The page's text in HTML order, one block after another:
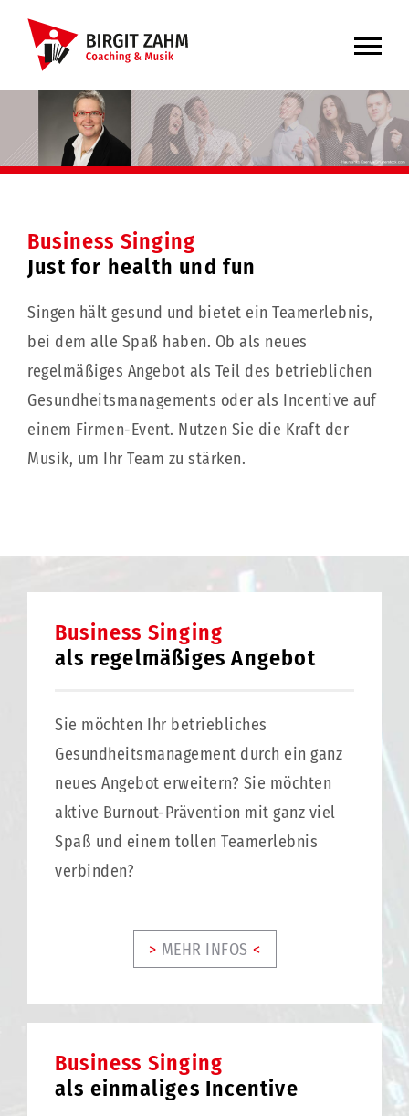
Skip
content
Business Singing
Just for health und fun
Singen hält gesund und bietet ein Teamerlebnis,
bei dem alle Spaß haben. Ob als neues
regelmäßiges Angebot als Teil des betrieblichen
Gesundheitsmanagements oder als Incentive auf
einem Firmen-Event. Nutzen Sie die Kraft der
Musik, um Ihr Team zu stärken.
Business Singing
als regelmäßiges Angebot
Sie möchten Ihr betriebliches
Gesundheitsmanagement durch ein ganz
neues Angebot erweitern? Sie möchten
aktive Burnout-Prävention mit ganz viel
Spaß und einem tollen Teamerlebnis
verbinden?
MEHR INFOS
Business Singing
als einmaliges Incentive